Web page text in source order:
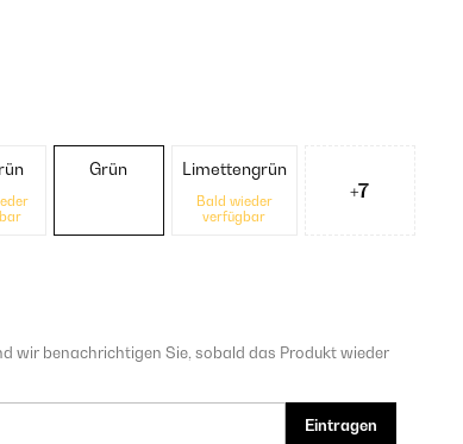
Grün Limettengrün
Bald wieder
verfügbar
+7
wir benachrichtigen Sie, sobald das Produkt wieder
Eintragen